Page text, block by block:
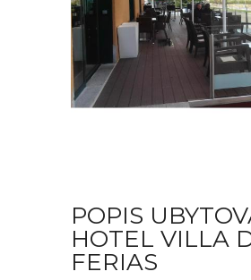
POPIS
HOTEL VILLA
FERIAS